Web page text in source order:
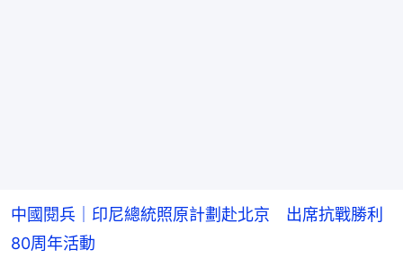
中國閱兵｜印尼總統照原計劃赴北京 出席抗戰勝利
80周年活動